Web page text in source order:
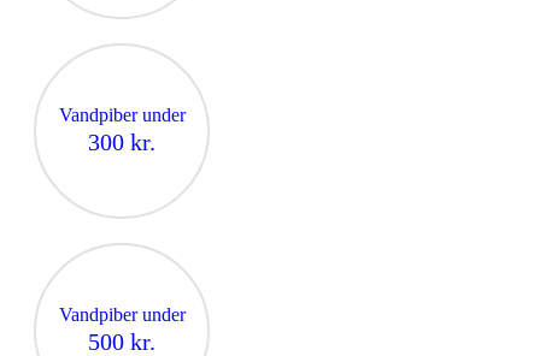
Vandpiber under
300 kr.
Vandpiber under
500 kr.